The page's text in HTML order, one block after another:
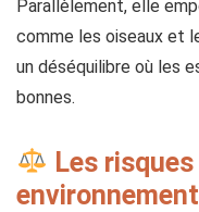
Parallèlement, elle
comme les oiseaux et
un déséquilibre où les
bonnes.
Les